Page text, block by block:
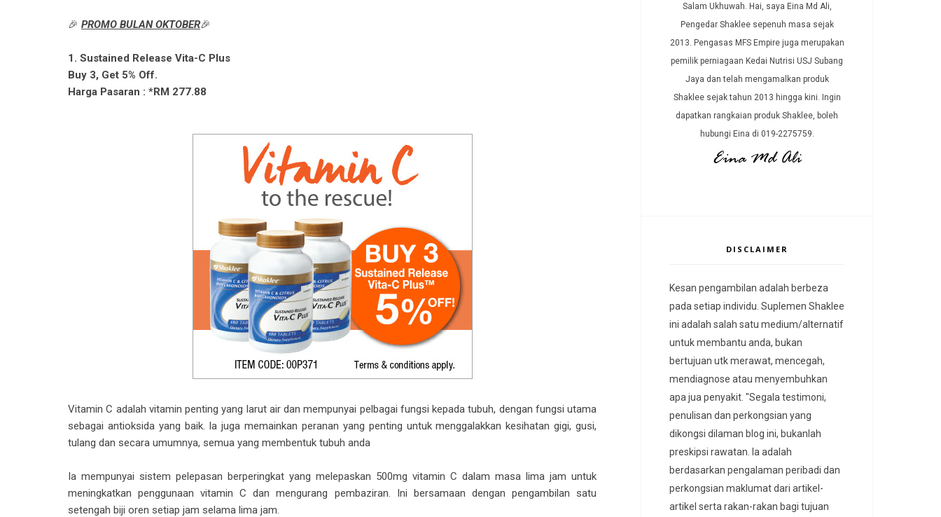
🎉 PROMO BULAN OKTOBER🎉
1. Sustained Release Vita-C Plus
Buy 3, Get 5% Off.
Harga Pasaran : *RM 277.88
Vitamin C adalah vitamin penting yang larut air dan mempunyai pelbagai fungsi kepada tubuh, dengan fungsi utama
sebagai antioksida yang baik. Ia juga memainkan peranan yang penting untuk menggalakkan kesihatan gigi, gusi,
tulang dan secara umumnya, semua yang membentuk tubuh anda
Ia mempunyai sistem pelepasan berperingkat yang melepaskan 500mg vitamin C dalam masa lima jam untuk
meningkatkan penggunaan vitamin C dan mengurang pembaziran. Ini bersamaan dengan pengambilan satu
setengah biji oren setiap jam selama lima jam.
Salam Ukhuwah. Hai, saya Eina Md Ali,
Pengedar Shaklee sepenuh masa sejak
2013. Pengasas MFS Empire juga merupakan
pemilik perniagaan Kedai Nutrisi USJ Subang
Jaya dan telah mengamalkan produk
Shaklee sejak tahun 2013 hingga kini. Ingin
dapatkan rangkaian produk Shaklee, boleh
hubungi Eina di 019-2275759.
DISCLAIMER
Kesan pengambilan adalah berbeza
pada setiap individu. Suplemen Shaklee
ini adalah salah satu medium/alternatif
untuk membantu anda, bukan
bertujuan utk merawat, mencegah,
mendiagnose atau menyembuhkan
apa jua penyakit. "Segala testimoni,
penulisan dan perkongsian yang
dikongsi dilaman blog ini, bukanlah
preskipsi rawatan. Ia adalah
berdasarkan pengalaman peribadi dan
perkongsian maklumat dari artikel-
artikel serta rakan-rakan bagi tujuan